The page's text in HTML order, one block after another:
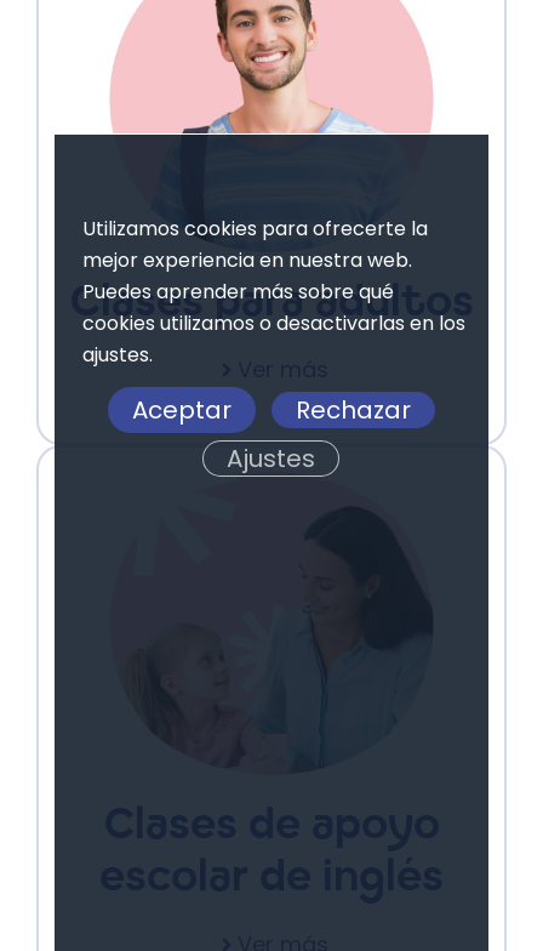
Clases para adultos
Utilizamos cookies para ofrecerte la
mejor experiencia en nuestra web.
Puedes aprender más sobre qué
cookies utilizamos o desactivarlas en los
ajustes.
Aceptar
Rechazar
Ajustes